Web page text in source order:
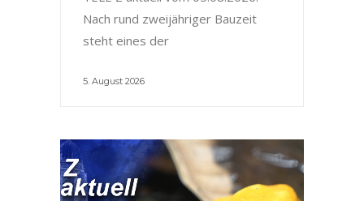
Nach rund zweijähriger Bauzeit
steht eines der
5. August 2026